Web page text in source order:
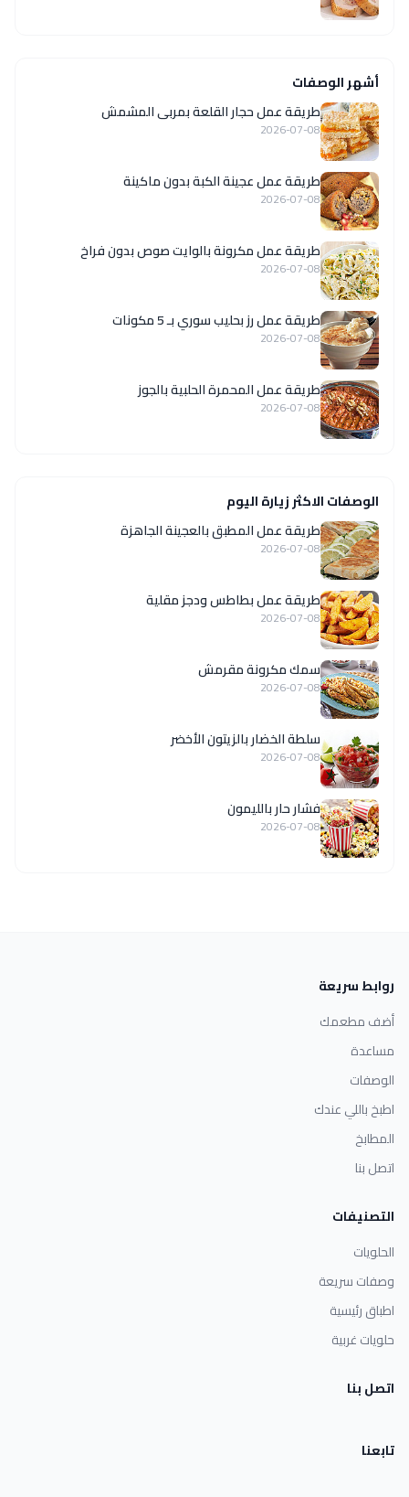
أشهر الوصفات
طريقة عمل حجار القلعة بمربى المشمش
2026-07-08
طريقة عمل عجينة الكبة بدون ماكينة
2026-07-08
طريقة عمل مكرونة بالوايت صوص بدون فراخ
2026-07-08
طريقة عمل رز بحليب سوري بـ 5 مكونات
2026-07-08
طريقة عمل المحمرة الحلبية بالجوز
2026-07-08
الوصفات الاكثر زيارة اليوم
طريقة عمل المطبق بالعجينة الجاهزة
2026-07-08
طريقة عمل بطاطس ودجز مقلية
2026-07-08
سمك مكرونة مقرمش
2026-07-08
سلطة الخضار بالزيتون الأخضر
2026-07-08
فشار حار بالليمون
2026-07-08
روابط سريعة
أضف مطعمك
مساعدة
الوصفات
اطبخ باللي عندك
المطابخ
اتصل بنا
التصنيفات
الحلويات
وصفات سريعة
اطباق رئيسية
حلويات غربية
اتصل بنا
تابعنا